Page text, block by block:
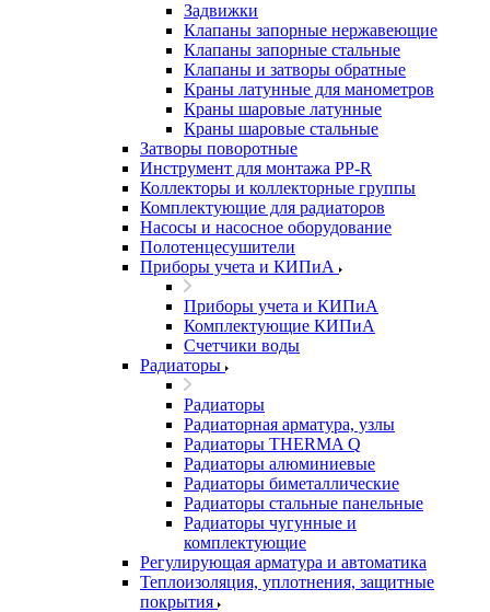
Задвижки
Клапаны запорные нержавеющие
Клапаны запорные стальные
Клапаны и затворы обратные
Краны латунные для манометров
Краны шаровые латунные
Краны шаровые стальные
Затворы поворотные
Инструмент для монтажа PP-R
Коллекторы и коллекторные группы
Комплектующие для радиаторов
Насосы и насосное оборудование
Полотенцесушители
Приборы учета и КИПиА
Приборы учета и КИПиА
Комплектующие КИПиА
Счетчики воды
Радиаторы
Радиаторы
Радиаторная арматура, узлы
Радиаторы THERMA Q
Радиаторы алюминиевые
Радиаторы биметаллические
Радиаторы стальные панельные
Радиаторы чугунные и
комплектующие
Регулирующая арматура и автоматика
Теплоизоляция, уплотнения, защитные
покрытия